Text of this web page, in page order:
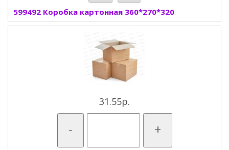
599492 Коробка картонная 360*270*320
31.55р.
- +